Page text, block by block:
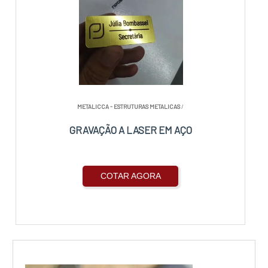
METALICCA - ESTRUTURAS METALICAS/
GRAVAÇÃO A LASER EM AÇO
COTAR AGORA